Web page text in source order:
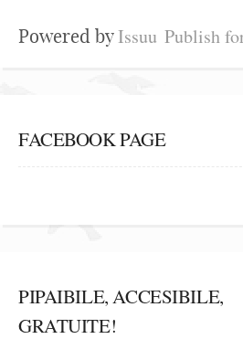
Powered byIssuu Publish
FACEBOOK PAGE
PIPAIBILE, ACCESIBILE,
GRATUITE!